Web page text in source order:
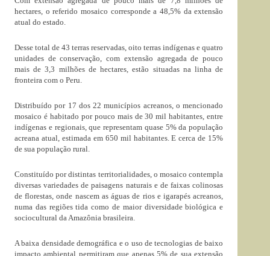
hectares, o referido mosaico corresponde a 48,5% da extensão
atual do estado.
Desse total de 43 terras reservadas, oito terras indígenas e quatro
unidades de conservação, com extensão agregada de pouco
mais de 3,3 milhões de hectares, estão situadas na linha de
fronteira com o Peru.
Distribuído por 17 dos 22 municípios acreanos, o mencionado
mosaico é habitado por pouco mais de 30 mil habitantes, entre
indígenas e regionais, que representam quase 5% da população
acreana atual, estimada em 650 mil habitantes. E cerca de 15%
de sua população rural.
Constituído por distintas territorialidades, o mosaico contempla
diversas variedades de paisagens naturais e de faixas colinosas
de florestas, onde nascem as águas de rios e igarapés acreanos,
numa das regiões tida como de maior diversidade biológica e
sociocultural da Amazônia brasileira.
A baixa densidade demográfica e o uso de tecnologias de baixo
impacto ambiental permitiram que apenas 5% de sua extensão